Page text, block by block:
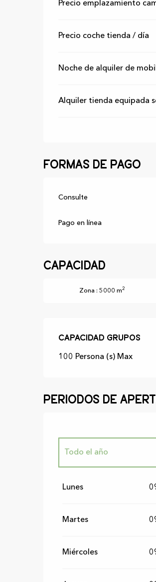
Precio emplazamiento
Precio coche tienda / día
Noche de alquiler de
Alquiler tienda equipada
Formas de pago
Consulte
Pago en línea
Capacidad
Zona : 5000 m2
Capacidad grupos
Capacidad grupos
100 Persona (s) Max
Periodos de
Todo el año
Lunes
Martes
Miércoles